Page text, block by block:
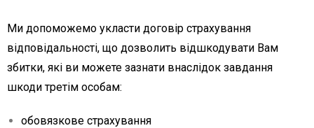
Ми допоможемо укласти договір страхування
відповідальності, що дозволить відшкодувати Вам
збитки, які ви можете зазнати внаслідок завдання
шкоди третім особам:
обовязкове страхування